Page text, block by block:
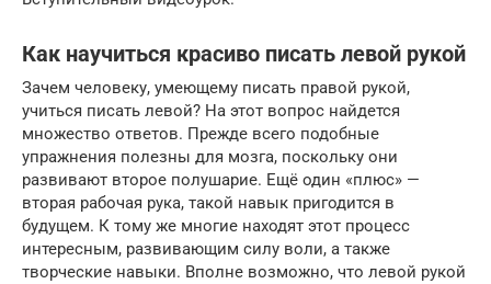
Как научиться красиво писать левой рукой
Зачем человеку, умеющему писать правой рукой,
учиться писать левой? На этот вопрос найдется
множество ответов. Прежде всего подобные
упражнения полезны для мозга, поскольку они
развивают второе полушарие. Ещё один «плюс» —
вторая рабочая рука, такой навык пригодится в
будущем. К тому же многие находят этот процесс
интересным, развивающим силу воли, а также
творческие навыки. Вполне возможно, что левой рукой